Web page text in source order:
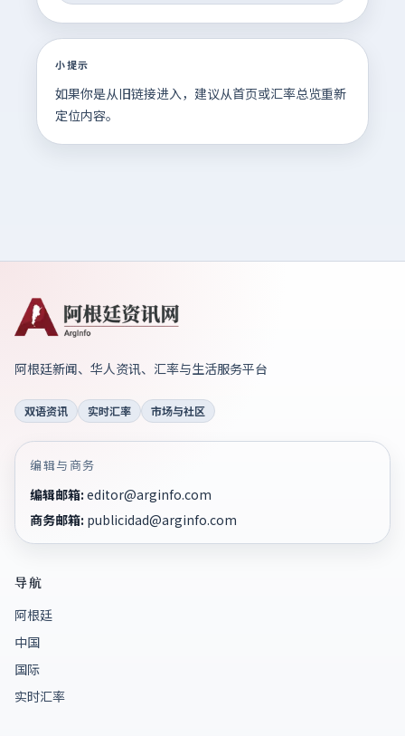
小提示
如果你是从旧链接进入，建议从首页或汇率总览重新
定位内容。
阿根廷新闻、华人资讯、汇率与生活服务平台
双语资讯 实时汇率 市场与社区
编辑与商务
编辑邮箱: editor@arginfo.com
商务邮箱: publicidad@arginfo.com
导航
阿根廷
中国
国际
实时汇率